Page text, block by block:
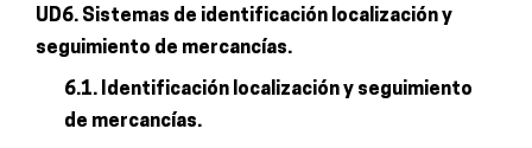
UD6. Sistemas de identificación localización y
seguimiento de mercancías.
6.1. Identificación localización y seguimiento
de mercancías.